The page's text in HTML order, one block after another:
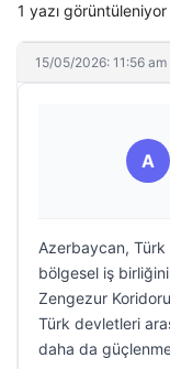
1 yazı
15/05/2026: 11:56 am
A
Azerbaycan, Türk
bölgesel iş
Zengezur
Türk devletleri
daha da